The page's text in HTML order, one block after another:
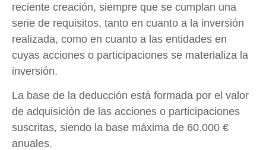
reciente creación, siempre que se cumplan una
serie de requisitos, tanto en cuanto a la inversión
realizada, como en cuanto a las entidades en
cuyas acciones o participaciones se materializa la
inversión.
La base de la deducción está formada por el valor
de adquisición de las acciones o participaciones
suscritas, siendo la base máxima de 60.000 €
anuales.